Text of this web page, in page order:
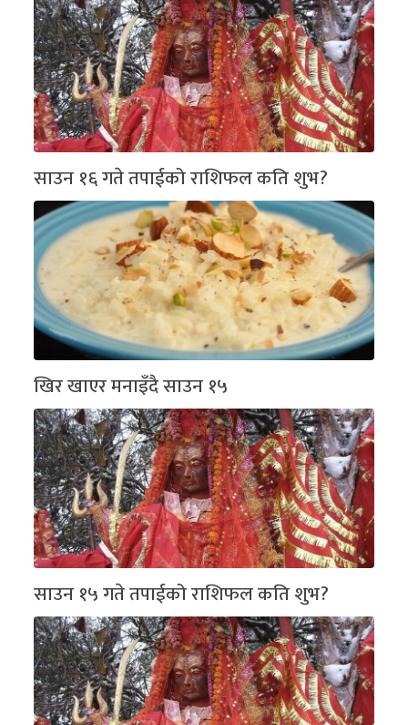
साउन १६ गते तपाईको राशिफल कति शुभ?
खिर खाएर मनाइँदै साउन १५
साउन १५ गते तपाईको राशिफल कति शुभ?